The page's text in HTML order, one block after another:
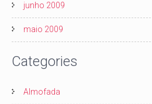
junho 2009
maio 2009
Categories
Almofada